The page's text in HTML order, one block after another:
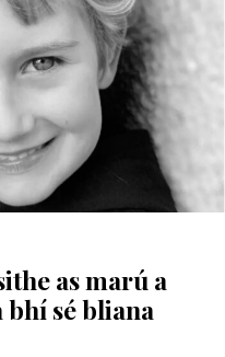
as marú a
bhí sé bliana